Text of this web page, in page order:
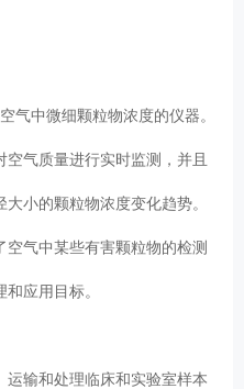
气中微细颗粒物浓度的仪器。
气质量进行实时监测，并且
小的颗粒物浓度变化趋势。
气中某些有害颗粒物的检测
和应用目标。
输和处理临床和实验室样本